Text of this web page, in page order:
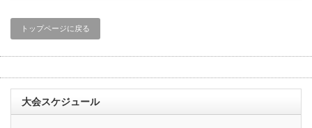
トップページに戻る
大会スケジュール